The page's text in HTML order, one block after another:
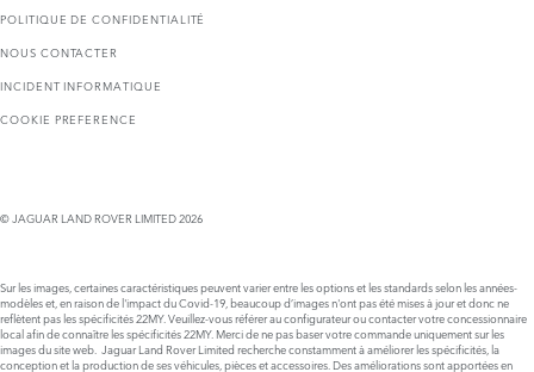
POLITIQUE DE CONFIDENTIALITÉ
NOUS CONTACTER
INCIDENT INFORMATIQUE
COOKIE PREFERENCE
© JAGUAR LAND ROVER LIMITED 2026
Sur les images, certaines caractéristiques peuvent varier entre les options et les standards selon les années-
modèles et, en raison de l'impact du Covid-19, beaucoup d’images n'ont pas été mises à jour et donc ne
reflètent pas les spécificités 22MY. Veuillez-vous référer au configurateur ou contacter votre concessionnaire
local afin de connaître les spécificités 22MY. Merci de ne pas baser votre commande uniquement sur les
images du site web. Jaguar Land Rover Limited recherche constamment à améliorer les spécificités, la
conception et la production de ses véhicules, pièces et accessoires. Des améliorations sont apportées en